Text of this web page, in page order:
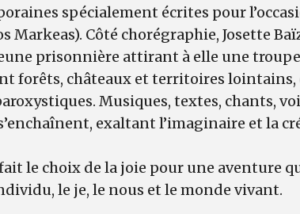
spécialement écrites pour
Markeas). Côté chorégraphie, Josette
prisonnière attirant à elle une
forêts, châteaux et territoires lointains,
Musiques, textes, chants,
exaltant l’imaginaire et la
le choix de la joie pour une aventure
le je, le nous et le monde vivant.